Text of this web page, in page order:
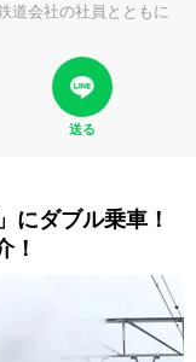
道会社の社員とともに
送る
にダブル乗車！
！